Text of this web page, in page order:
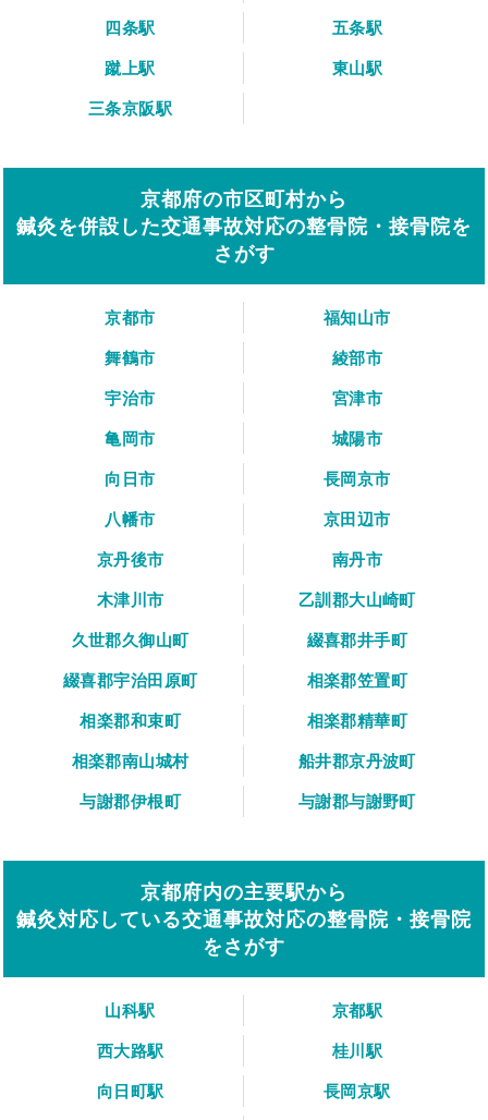
四条駅
五条駅
蹴上駅
東山駅
三条京阪駅
京都府の市区町村から
鍼灸を併設した交通事故対応の整骨院・接骨院を
さがす
京都市
福知山市
舞鶴市
綾部市
宇治市
宮津市
亀岡市
城陽市
向日市
長岡京市
八幡市
京田辺市
京丹後市
南丹市
木津川市
乙訓郡大山崎町
久世郡久御山町
綴喜郡井手町
綴喜郡宇治田原町
相楽郡笠置町
相楽郡和束町
相楽郡精華町
相楽郡南山城村
船井郡京丹波町
与謝郡伊根町
与謝郡与謝野町
京都府内の主要駅から
鍼灸対応している交通事故対応の整骨院・接骨院
をさがす
山科駅
京都駅
西大路駅
桂川駅
向日町駅
長岡京駅